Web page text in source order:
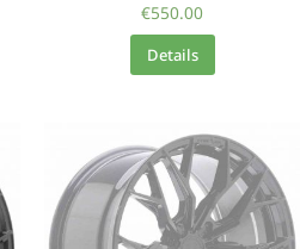
€550.00
Details